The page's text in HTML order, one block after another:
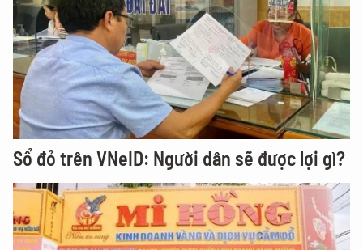
Sổ đỏ trên VNeID: Người dân sẽ được lợi gì?